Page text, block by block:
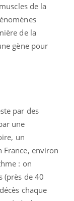
de la
de la
gène pour
par des
une
un
France, environ
: on
(près de 40
chaque